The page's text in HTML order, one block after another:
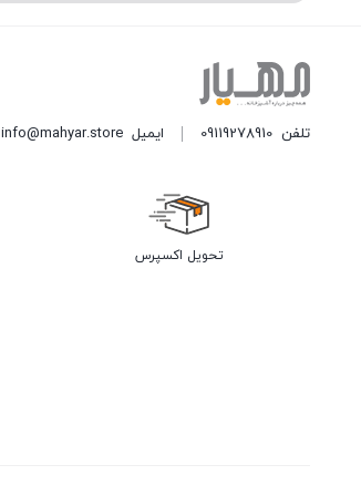
تلفن09119278910 ایمیلinfo@mahyar.store
تحویل اکسپرس